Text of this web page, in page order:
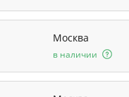
Москва
в наличии